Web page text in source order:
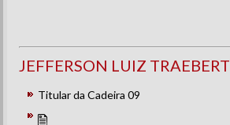
JEFFERSON LUIZ TRAEBERT
Titular da Cadeira 09